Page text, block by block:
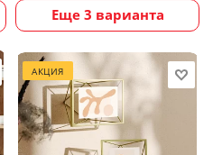
Еще 3 варианта
АКЦИЯ